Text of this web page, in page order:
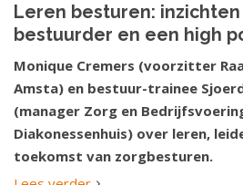
Leren besturen:
bestuurder en een high
Monique Cremers (voorzitter
Amsta) en bestuur-trainee
(manager Zorg en
Diakonessenhuis) over leren,
toekomst van zorgbesturen.